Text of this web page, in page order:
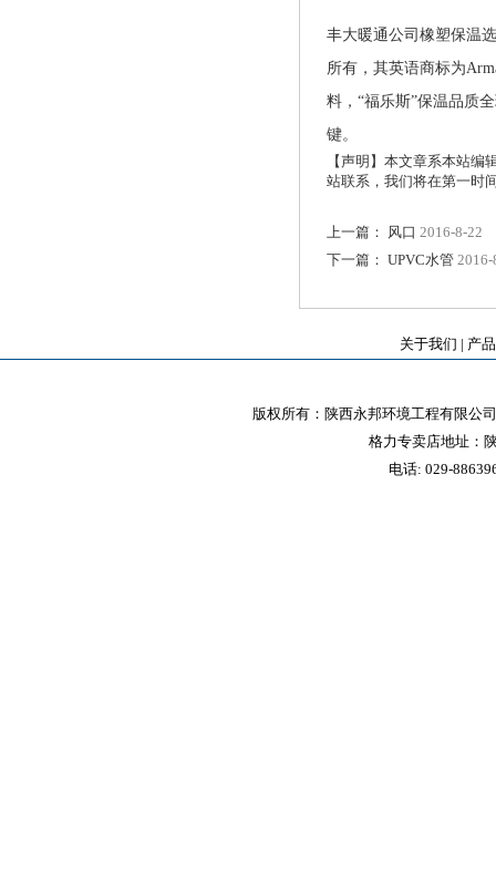
丰大暖通公司橡塑保温
所有，其英语商标为
料 ， “福乐斯”保温品质
键。
【声明】本文章系本站
站联系，我们将在第一时
上一篇： 风口 2016-8-22
下一篇： UPVC水管 2016-
关于我们 | 产
版权所有：陕西永邦环境工程有限公
格力专卖店地址：
电话: 029-